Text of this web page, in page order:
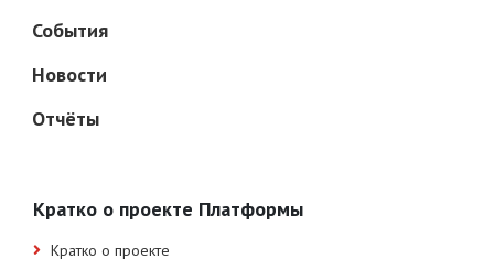
События
Новости
Отчёты
Кратко о проекте Платформы
Кратко о проекте